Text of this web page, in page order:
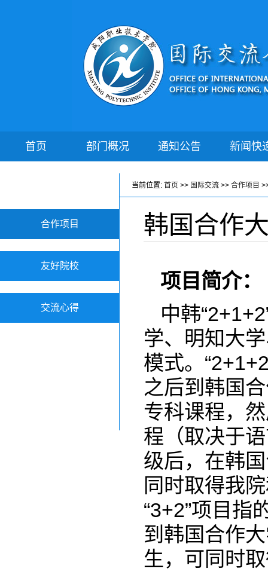
首页 部门概况 通知公告 新闻快
合作项目
友好院校
交流心得
当前位置: 首页 >> 国际交流 >> 合作项目
韩国合作
项目简介：
中韩
学、明知大
模式。
之后到韩国
专科课程，
程（取决于
级后，在韩
同时取得我
“3+2”项目指
到韩国合作
生，可同时